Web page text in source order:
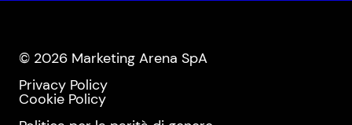
© 2026 Marketing Arena SpA
Privacy Policy
Cookie Policy